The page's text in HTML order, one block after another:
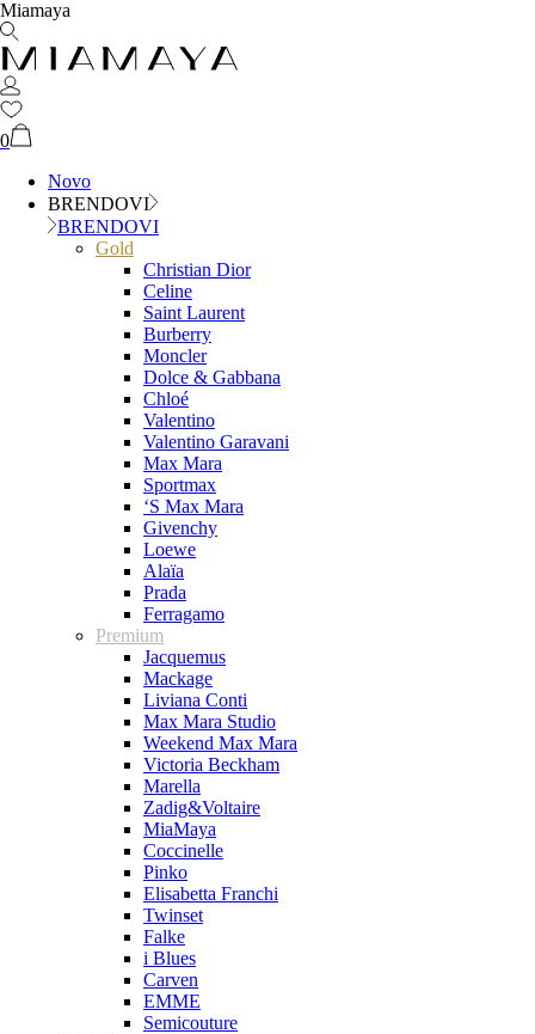
Miamaya
0
Novo
BRENDOVI
BRENDOVI
Gold
Christian Dior
Celine
Saint Laurent
Burberry
Moncler
Dolce & Gabbana
Chloé
Valentino
Valentino Garavani
Max Mara
Sportmax
‘S Max Mara
Givenchy
Loewe
Alaïa
Prada
Ferragamo
Premium
Jacquemus
Mackage
Liviana Conti
Max Mara Studio
Weekend Max Mara
Victoria Beckham
Marella
Zadig&Voltaire
MiaMaya
Coccinelle
Pinko
Elisabetta Franchi
Twinset
Falke
i Blues
Carven
EMME
Semicouture